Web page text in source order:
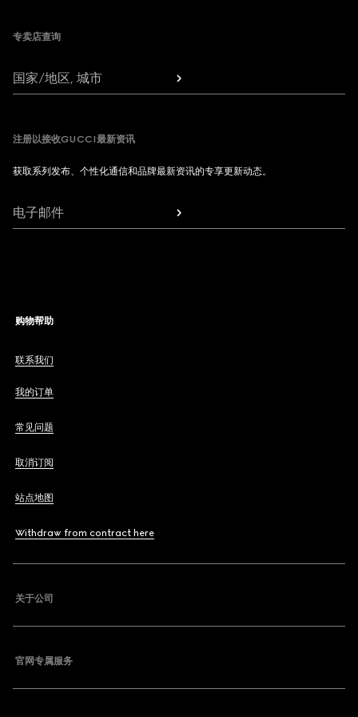
专卖店查询
国家/地区, 城市
注册以接收GUCCI最新资讯
获取系列发布、个性化通信和品牌最新资讯的专享更新动态。
电子邮件
购物帮助
联系我们
我的订单
常见问题
取消订阅
站点地图
Withdraw from contract here
关于公司
官网专属服务